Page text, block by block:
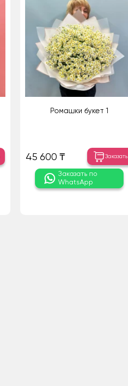
Ромашки букет 1
45 600 ₸ Заказать
Заказать по
WhatsApp